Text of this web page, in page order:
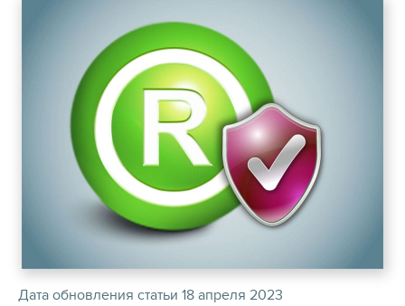
Дата обновления статьи 18 апреля 2023